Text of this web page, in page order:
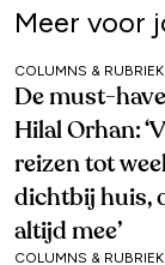
Meer voor
COLUMNS &
De must-
Hilal Orhan:
reizen tot
dichtbij huis,
altijd mee’
COLUMNS &